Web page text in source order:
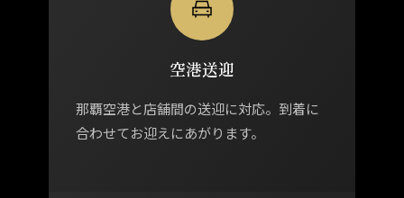
空港送迎
那覇空港と店舗間の送迎に対応。到着に
合わせてお迎えにあがります。